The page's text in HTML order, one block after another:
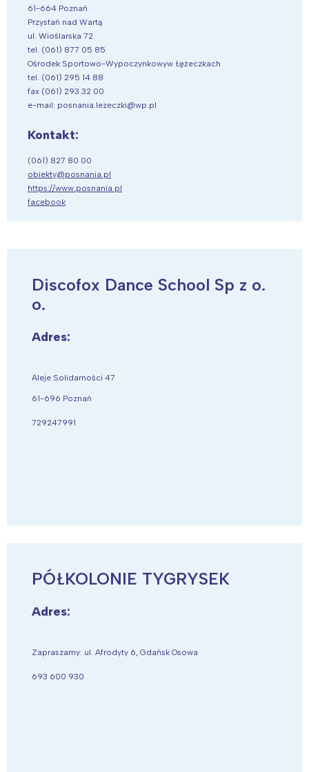
61-664 Poznań
Przystań nad Wartą
ul. Wioślarska 72
tel. (061) 877 05 85
Ośrodek Sportowo-Wypoczynkowyw Łężeczkach
tel. (061) 295 14 88
fax (061) 293 32 00
e-mail: posnania.lezeczki@wp.pl
Kontakt:
(061) 827 80 00
obiekty@posnania.pl
https://www.posnania.pl
facebook
Discofox Dance School Sp z o.
o.
Adres:
Aleje Solidarności 47
61-696 Poznań
729247991
PÓŁKOLONIE TYGRYSEK
Adres:
Zapraszamy: ul. Afrodyty 6, Gdańsk Osowa
693 600 930